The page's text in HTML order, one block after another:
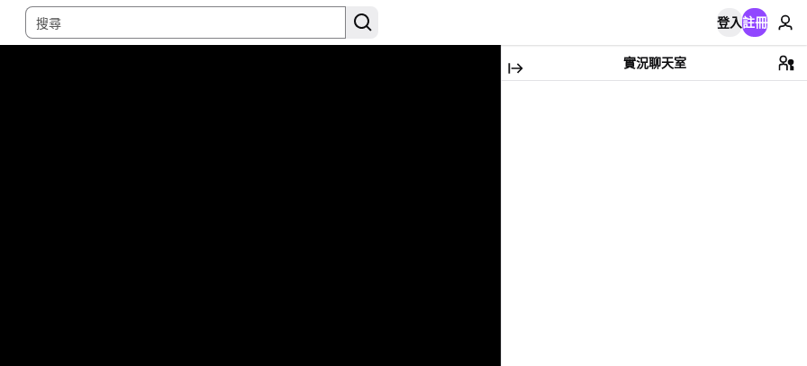
登入註冊
實況聊天室